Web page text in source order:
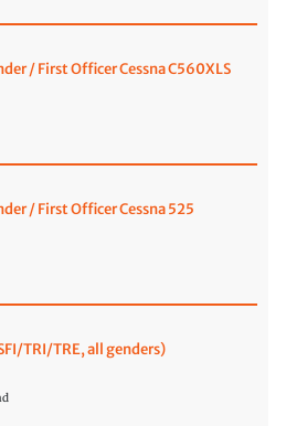
/ First Officer Cessna C560XLS
/ First Officer Cessna 525
TRI/TRE, all genders)